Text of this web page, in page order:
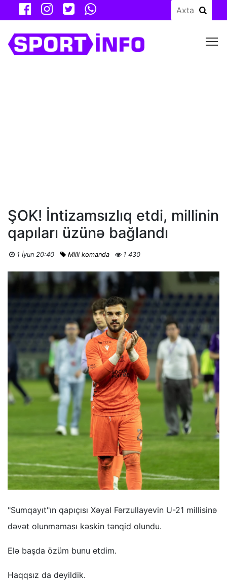
ŞOK! İntizamsızlıq etdi, millinin
qapıları üzünə bağlandı
1 İyun 20:40 Milli komanda 1 430
"Sumqayıt"ın qapıçısı Xəyal Fərzullayevin U-21 millisinə
dəvət olunmaması kəskin tənqid olundu.
Elə başda özüm bunu etdim.
Haqqsız da deyildik.